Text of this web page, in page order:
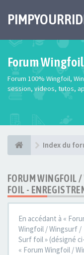
Forum
Forum 100% Wingfoil,
session, videos, tutos,
Index du
FORUM WINGFOIL
FOIL -
En accédant à «
Wingfoil / Wingsurf /
Surf foil » (désigné
« Forum Wingfoil /